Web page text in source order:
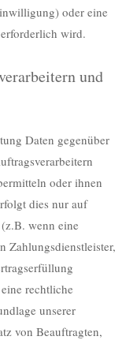
oder eine
wird.
und
Daten gegenüber
oder ihnen
dies nur auf
wenn eine
Zahlungsdienstleister,
rechtliche
unserer
von Beauftragten,